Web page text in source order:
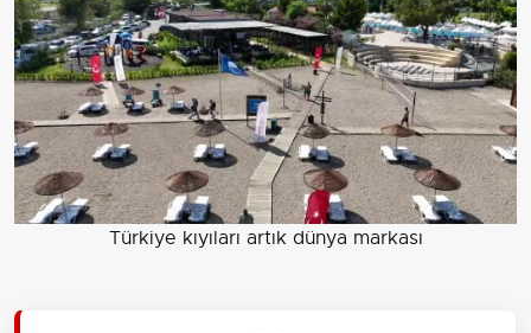
Türkiye kıyıları artık dünya markası